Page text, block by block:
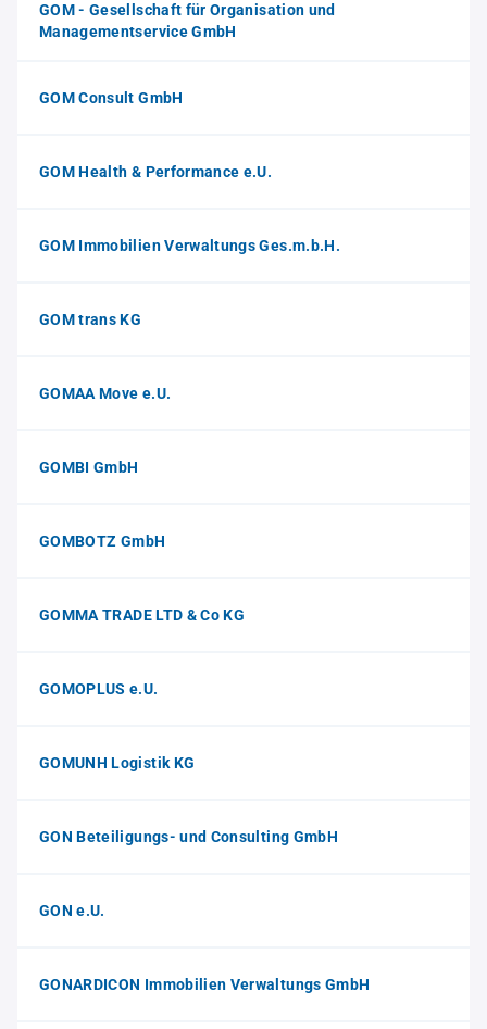
GOM - Gesellschaft für Organisation und
Managementservice GmbH
GOM Consult GmbH
GOM Health & Performance e.U.
GOM Immobilien Verwaltungs Ges.m.b.H.
GOM trans KG
GOMAA Move e.U.
GOMBI GmbH
GOMBOTZ GmbH
GOMMA TRADE LTD & Co KG
GOMOPLUS e.U.
GOMUNH Logistik KG
GON Beteiligungs- und Consulting GmbH
GON e.U.
GONARDICON Immobilien Verwaltungs GmbH